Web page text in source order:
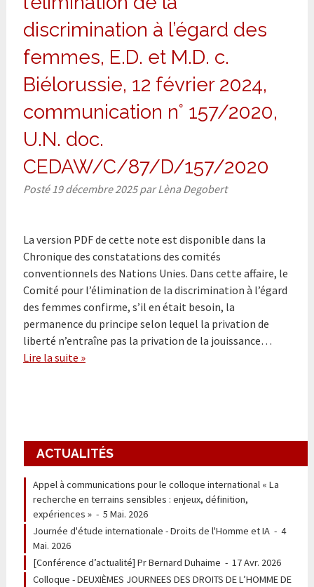
discrimination à l’égard des
femmes, E.D. et M.D. c.
Biélorussie, 12 février 2024,
communication n° 157/2020,
U.N. doc.
CEDAW/C/87/D/157/2020
Posté 19 décembre 2025 par Lèna Degobert
La version PDF de cette note est disponible dans la
Chronique des constatations des comités
conventionnels des Nations Unies. Dans cette affaire, le
Comité pour l’élimination de la discrimination à l’égard
des femmes confirme, s’il en était besoin, la
permanence du principe selon lequel la privation de
liberté n’entraîne pas la privation de la jouissance…
Lire la suite »
ACTUALITÉS
Appel à communications pour le colloque international « La
recherche en terrains sensibles : enjeux, définition,
expériences »- 5 Mai. 2026
Journée d'étude internationale - Droits de l'Homme et IA- 4
Mai. 2026
[Conférence d’actualité] Pr Bernard Duhaime - 17 Avr. 2026
Colloque - DEUXIÈMES JOURNEES DES DROITS DE L’HOMME DE